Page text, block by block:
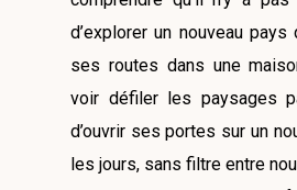
d’explorer un nouveau
ses routes dans une
voir défiler les paysages
d’ouvrir ses portes sur un
les jours, sans filtre entre